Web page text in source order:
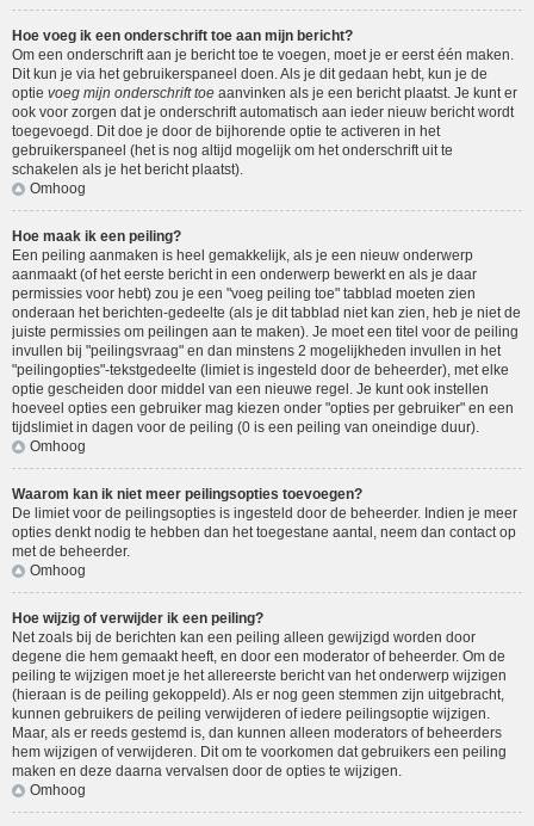
Hoe voeg ik een onderschrift toe aan mijn bericht?
Om een onderschrift aan je bericht toe te voegen, moet je er eerst één maken.
Dit kun je via het gebruikerspaneel doen. Als je dit gedaan hebt, kun je de
optie voeg mijn onderschrift toe aanvinken als je een bericht plaatst. Je kunt er
ook voor zorgen dat je onderschrift automatisch aan ieder nieuw bericht wordt
toegevoegd. Dit doe je door de bijhorende optie te activeren in het
gebruikerspaneel (het is nog altijd mogelijk om het onderschrift uit te
schakelen als je het bericht plaatst).
Omhoog
Hoe maak ik een peiling?
Een peiling aanmaken is heel gemakkelijk, als je een nieuw onderwerp
aanmaakt (of het eerste bericht in een onderwerp bewerkt en als je daar
permissies voor hebt) zou je een "voeg peiling toe" tabblad moeten zien
onderaan het berichten-gedeelte (als je dit tabblad niet kan zien, heb je niet de
juiste permissies om peilingen aan te maken). Je moet een titel voor de peiling
invullen bij "peilingsvraag" en dan minstens 2 mogelijkheden invullen in het
"peilingopties"-tekstgedeelte (limiet is ingesteld door de beheerder), met elke
optie gescheiden door middel van een nieuwe regel. Je kunt ook instellen
hoeveel opties een gebruiker mag kiezen onder "opties per gebruiker" en een
tijdslimiet in dagen voor de peiling (0 is een peiling van oneindige duur).
Omhoog
Waarom kan ik niet meer peilingsopties toevoegen?
De limiet voor de peilingsopties is ingesteld door de beheerder. Indien je meer
opties denkt nodig te hebben dan het toegestane aantal, neem dan contact op
met de beheerder.
Omhoog
Hoe wijzig of verwijder ik een peiling?
Net zoals bij de berichten kan een peiling alleen gewijzigd worden door
degene die hem gemaakt heeft, en door een moderator of beheerder. Om de
peiling te wijzigen moet je het allereerste bericht van het onderwerp wijzigen
(hieraan is de peiling gekoppeld). Als er nog geen stemmen zijn uitgebracht,
kunnen gebruikers de peiling verwijderen of iedere peilingsoptie wijzigen.
Maar, als er reeds gestemd is, dan kunnen alleen moderators of beheerders
hem wijzigen of verwijderen. Dit om te voorkomen dat gebruikers een peiling
maken en deze daarna vervalsen door de opties te wijzigen.
Omhoog